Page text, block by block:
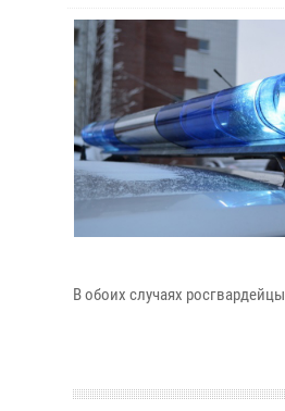
В обоих случаях